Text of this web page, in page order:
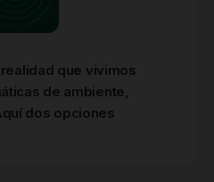
que vivimos
de ambiente,
dos opciones